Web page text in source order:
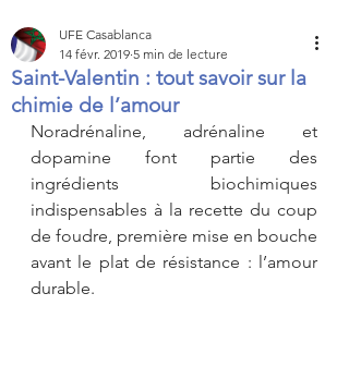
Saint-Valentin : tout savoir sur la
chimie de l’amour
UFE Casablanca
14 févr. 2019 5 min de lecture
Noradrénaline, adrénaline et
dopamine font partie des
ingrédients biochimiques
indispensables à la recette du coup
de foudre, première mise en bouche
avant le plat de résistance : l’amour
durable.